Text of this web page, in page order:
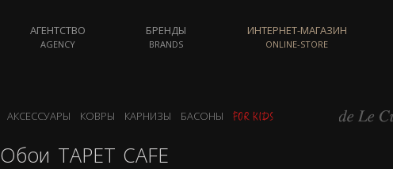
АГЕНТСТВО
AGENCY
БРЕНДЫ
BRANDS
ИНТЕРНЕТ-МАГАЗИН
ONLINE-STORE
АКСЕССУАРЫ КОВРЫ КАРНИЗЫ БАСОНЫ
Обои TAPET CAFE